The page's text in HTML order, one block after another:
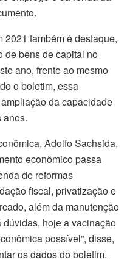
2021 também é destaque,
de bens de capital no
ano, frente ao mesmo
o boletim, essa
da capacidade
anos.
Adolfo Sachsida,
econômico passa
de reformas
fiscal, privatização e
além da manutenção
dúvidas, hoje a vacinação
possível”, disse,
os dados do boletim.